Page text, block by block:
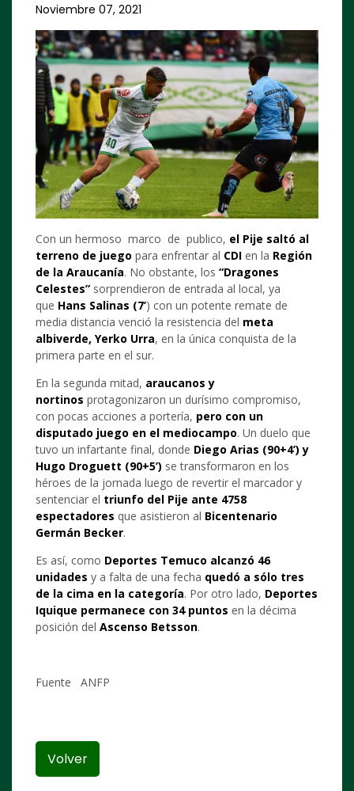
Noviembre 07, 2021
Con un hermoso marco de publico, el Pije saltó al
terreno de juego para enfrentar al CDI en la Región
de la Araucanía. No obstante, los “Dragones
Celestes” sorprendieron de entrada al local, ya
que Hans Salinas (7’) con un potente remate de
media distancia venció la resistencia del meta
albiverde, Yerko Urra, en la única conquista de la
primera parte en el sur.
En la segunda mitad, araucanos y
nortinos protagonizaron un durísimo compromiso,
con pocas acciones a portería, pero con un
disputado juego en el mediocampo. Un duelo que
tuvo un infartante final, donde Diego Arias (90+4’) y
Hugo Droguett (90+5’) se transformaron en los
héroes de la jornada luego de revertir el marcador y
sentenciar el triunfo del Pije ante 4758
espectadores que asistieron al Bicentenario
Germán Becker.
Es así, como Deportes Temuco alcanzó 46
unidades y a falta de una fecha quedó a sólo tres
de la cima en la categoría. Por otro lado, Deportes
Iquique permanece con 34 puntos en la décima
posición del Ascenso Betsson.
Fuente ANFP
Volver